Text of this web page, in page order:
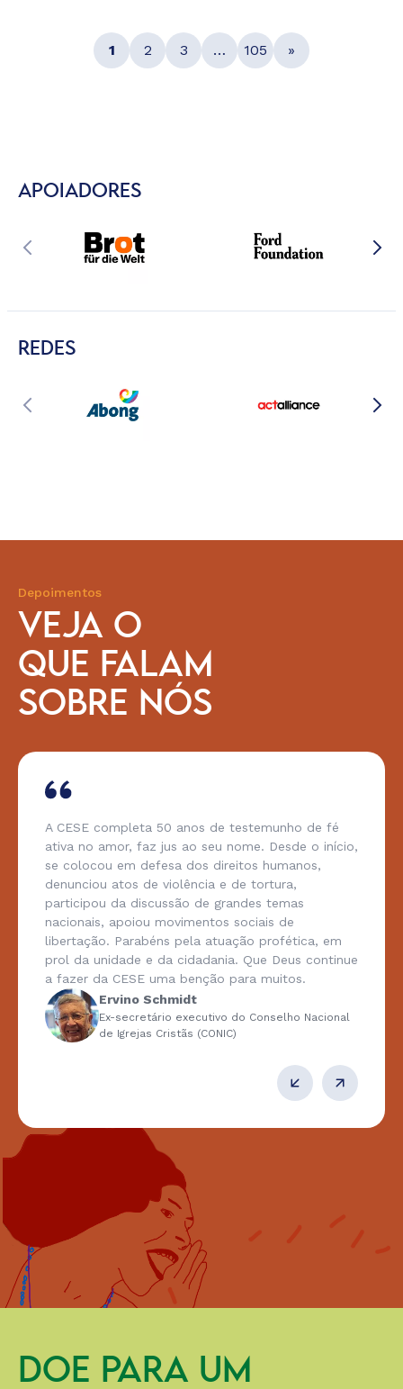
1 2 3 … 105 »
APOIADORES
REDES
Depoimentos
VEJA O
QUE FALAM
SOBRE NÓS
A CESE completa 50 anos de testemunho de fé
ativa no amor, faz jus ao seu nome. Desde o início,
se colocou em defesa dos direitos humanos,
denunciou atos de violência e de tortura,
participou da discussão de grandes temas
nacionais, apoiou movimentos sociais de
libertação. Parabéns pela atuação profética, em
prol da unidade e da cidadania. Que Deus continue
a fazer da CESE uma benção para muitos.
Ervino Schmidt
Ex-secretário executivo do Conselho Nacional
de Igrejas Cristãs (CONIC)
DOE PARA UM